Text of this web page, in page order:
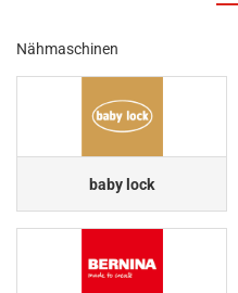
Nähmaschinen
baby lock